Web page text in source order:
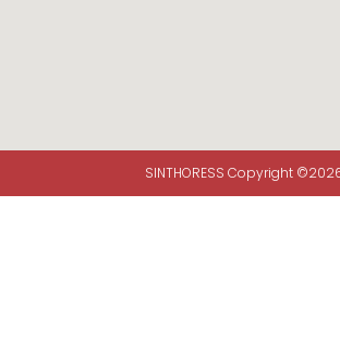
SINTHORESS Copyright